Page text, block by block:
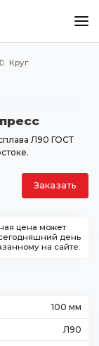
Круг
Л90 ГОСТ
Заказать
цена может
день
на сайте.
100 мм
Л90